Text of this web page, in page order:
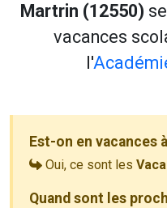
Martrin (12550)
vacances
l'
Est-on en vacances
Oui, ce sont les
Quand sont les